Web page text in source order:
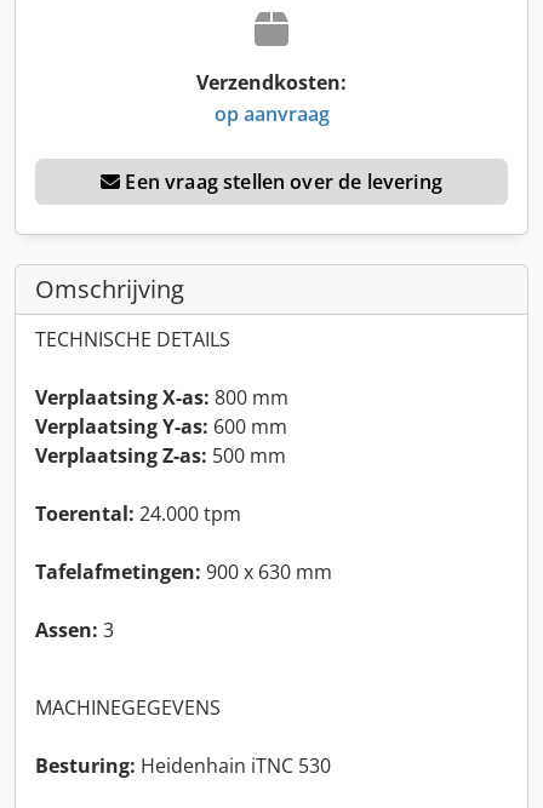
Verzendkosten:
op aanvraag
Een vraag stellen over de levering
Omschrijving
TECHNISCHE DETAILS
Verplaatsing X-as: 800 mm
Verplaatsing Y-as: 600 mm
Verplaatsing Z-as: 500 mm
Toerental: 24.000 tpm
Tafelafmetingen: 900 x 630 mm
Assen: 3
MACHINEGEGEVENS
Besturing: Heidenhain iTNC 530